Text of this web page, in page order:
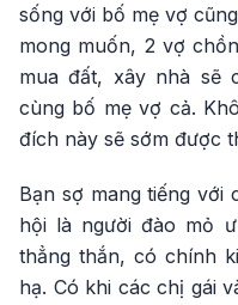
sống với bố mẹ vợ
mong muốn, 2 vợ
mua đất, xây nhà sẽ
cùng bố mẹ vợ cả.
đích này sẽ sớm được
Bạn sợ mang tiếng với
hội là người đào mỏ
thẳng thắn, có chính
hạ. Có khi các chị gái